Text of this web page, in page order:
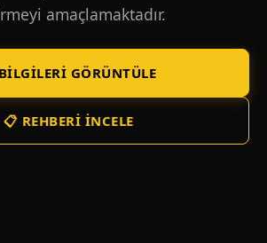
amaçlamaktadır.
GÖRÜNTÜLE
📋 REHBERI İNCELE